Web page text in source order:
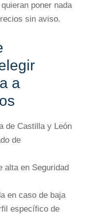
poner nada
sin aviso.
a
de Castilla y León
de
alta en Seguridad
en caso de baja
específico de